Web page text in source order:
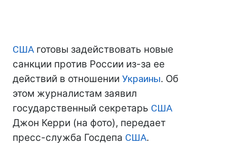
США готовы задействовать новые
санкции против России из-за ее
действий в отношении Украины. Об
этом журналистам заявил
государственный секретарь США
Джон Керри (на фото), передает
пресс-служба Госдепа США.